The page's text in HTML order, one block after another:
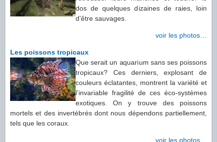
dos de quelques dizaines de raies, loin
d’être sauvages.
voir les photos…
Les poissons tropicaux
Que serait un aquarium sans ses poissons
tropicaux? Ces derniers, explosant de
couleurs éclatantes, montrent la variété et
l’invariable fragilité de ces éco-systèmes
exotiques. On y trouve des poissons
mortels et des invertébrés dont nous dépendons partiellement,
tels que les coraux.
voir les photos…